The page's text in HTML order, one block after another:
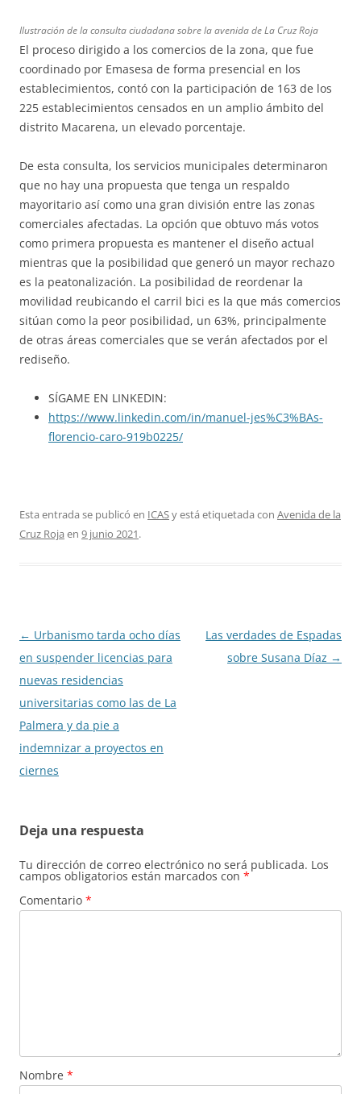
Ilustración de la consulta ciudadana sobre la avenida de La Cruz Roja
El proceso dirigido a los comercios de la zona, que fue
coordinado por Emasesa de forma presencial en los
establecimientos, contó con la participación de 163 de los
225 establecimientos censados en un amplio ámbito del
distrito Macarena, un elevado porcentaje.
De esta consulta, los servicios municipales determinaron
que no hay una propuesta que tenga un respaldo
mayoritario así como una gran división entre las zonas
comerciales afectadas. La opción que obtuvo más votos
como primera propuesta es mantener el diseño actual
mientras que la posibilidad que generó un mayor rechazo
es la peatonalización. La posibilidad de reordenar la
movilidad reubicando el carril bici es la que más comercios
sitúan como la peor posibilidad, un 63%, principalmente
de otras áreas comerciales que se verán afectados por el
rediseño.
SÍGAME EN LINKEDIN:
https://www.linkedin.com/in/manuel-jes%C3%BAs-
florencio-caro-919b0225/
Esta entrada se publicó en ICASy está etiquetada con Avenida de la
Cruz Roja en 9 junio 2021.
Navegación
de
entradas
← Urbanismo tarda ocho días
en suspender licencias para
nuevas residencias
universitarias como las de La
Palmera y da pie a
indemnizar a proyectos en
ciernes
Las verdades de Espadas
sobre Susana Díaz →
Deja una respuesta
Tu dirección de correo electrónico no será publicada. Los
campos obligatorios están marcados con *
Comentario *
Nombre *